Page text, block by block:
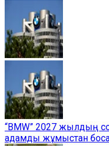
“BMW” 2027 жылдың
адамды жұмыстан